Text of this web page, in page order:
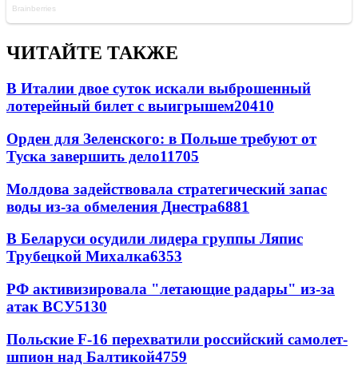
ЧИТАЙТЕ ТАКЖЕ
В Италии двое суток искали выброшенный
лотерейный билет с выигрышем20410
Орден для Зеленского: в Польше требуют от
Туска завершить дело11705
Молдова задействовала стратегический запас
воды из-за обмеления Днестра6881
В Беларуси осудили лидера группы Ляпис
Трубецкой Михалка6353
РФ активизировала "летающие радары" из-за
атак ВСУ5130
Польские F-16 перехватили российский самолет-
шпион над Балтикой4759